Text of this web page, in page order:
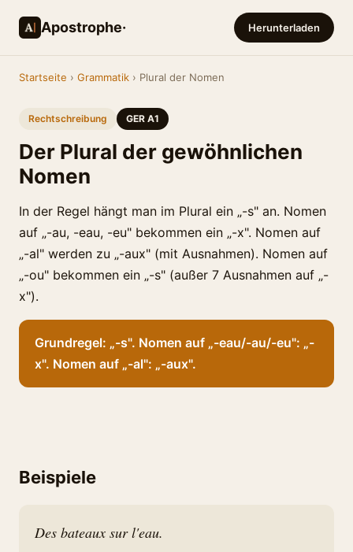
Apostrophe· Herunterladen
Startseite › Grammatik › Plural der Nomen
Rechtschreibung GER A1
Der Plural der gewöhnlichen
Nomen
In der Regel hängt man im Plural ein „-s" an. Nomen
auf „-au, -eau, -eu" bekommen ein „-x". Nomen auf
„-al" werden zu „-aux" (mit Ausnahmen). Nomen auf
„-ou" bekommen ein „-s" (außer 7 Ausnahmen auf „-
x").
Grundregel: „-s". Nomen auf „-eau/-au/-eu": „-
x". Nomen auf „-al": „-aux".
Beispiele
Des bateaux sur l'eau.